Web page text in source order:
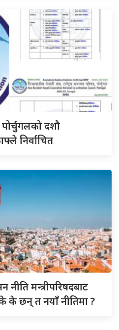
दशौ
निर्वाचित
नीति मन्त्रीपरिषदबाट
के छन् त नयाँ नीतिमा ?